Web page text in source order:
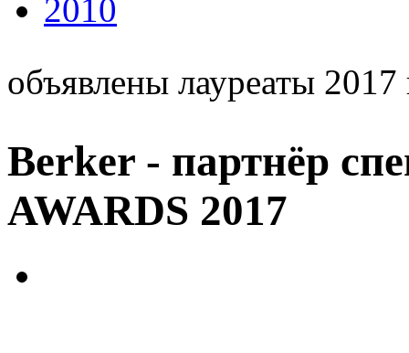
2010
объявлены лауреаты 2017
Berker - партнёр
AWARDS 2017